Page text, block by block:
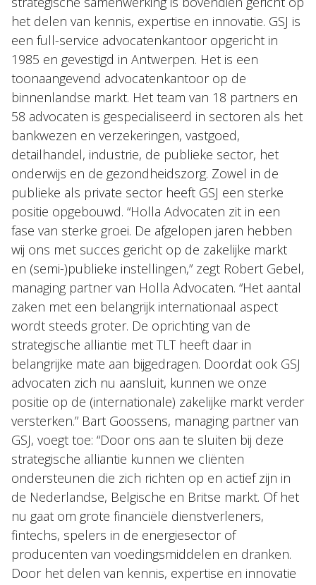
het delen van kennis, expertise en innovatie. GSJ is
een full-service advocatenkantoor opgericht in
1985 en gevestigd in Antwerpen. Het is een
toonaangevend advocatenkantoor op de
binnenlandse markt. Het team van 18 partners en
58 advocaten is gespecialiseerd in sectoren als het
bankwezen en verzekeringen, vastgoed,
detailhandel, industrie, de publieke sector, het
onderwijs en de gezondheidszorg. Zowel in de
publieke als private sector heeft GSJ een sterke
positie opgebouwd. “Holla Advocaten zit in een
fase van sterke groei. De afgelopen jaren hebben
wij ons met succes gericht op de zakelijke markt
en (semi-)publieke instellingen,” zegt Robert Gebel,
managing partner van Holla Advocaten. “Het aantal
zaken met een belangrijk internationaal aspect
wordt steeds groter. De oprichting van de
strategische alliantie met TLT heeft daar in
belangrijke mate aan bijgedragen. Doordat ook GSJ
advocaten zich nu aansluit, kunnen we onze
positie op de (internationale) zakelijke markt verder
versterken.” Bart Goossens, managing partner van
GSJ, voegt toe: “Door ons aan te sluiten bij deze
strategische alliantie kunnen we cliënten
ondersteunen die zich richten op en actief zijn in
de Nederlandse, Belgische en Britse markt. Of het
nu gaat om grote financiële dienstverleners,
fintechs, spelers in de energiesector of
producenten van voedingsmiddelen en dranken.
Door het delen van kennis, expertise en innovatie